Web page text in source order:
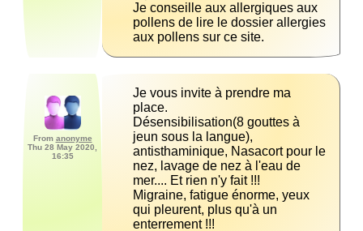
Je conseille aux allergiques aux
pollens de lire le dossier allergies
aux pollens sur ce site.
From anonyme
Thu 28 May 2020,
16:35
Je vous invite à prendre ma
Désensibilisation(8 gouttes à
jeun sous la langue),
antisthaminique, Nasacort pour le
nez, lavage de nez à l'eau de
Migraine, fatigue énorme, yeux
qui pleurent, plus qu'à un